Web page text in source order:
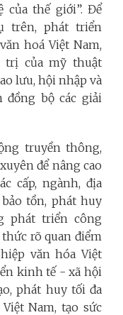
của thế giới”. Để
trên, phát triển
hoá Việt Nam,
trị của mỹ thuật
lưu, hội nhập và
đồng bộ các giải
truyền thông,
để nâng cao
cấp, ngành, địa
tồn, phát huy
phát triển công
rõ quan điểm
văn hóa Việt
kinh tế - xã hội
phát huy tối đa
Nam, tạo sức